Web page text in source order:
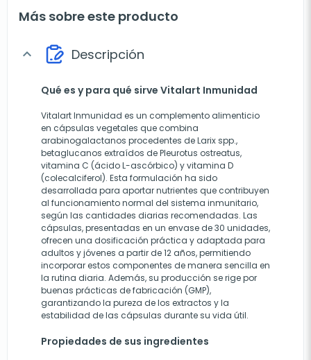
Más sobre este producto
expand_more Descripción
Qué es y para qué sirve Vitalart Inmunidad
Vitalart Inmunidad es un complemento alimenticio
en cápsulas vegetales que combina
arabinogalactanos procedentes de Larix spp.,
betaglucanos extraídos de Pleurotus ostreatus,
vitamina C (ácido L-ascórbico) y vitamina D
(colecalciferol). Esta formulación ha sido
desarrollada para aportar nutrientes que contribuyen
al funcionamiento normal del sistema inmunitario,
según las cantidades diarias recomendadas. Las
cápsulas, presentadas en un envase de 30 unidades,
ofrecen una dosificación práctica y adaptada para
adultos y jóvenes a partir de 12 años, permitiendo
incorporar estos componentes de manera sencilla en
la rutina diaria. Además, su producción se rige por
buenas prácticas de fabricación (GMP),
garantizando la pureza de los extractos y la
estabilidad de las cápsulas durante su vida útil.
Propiedades de sus ingredientes